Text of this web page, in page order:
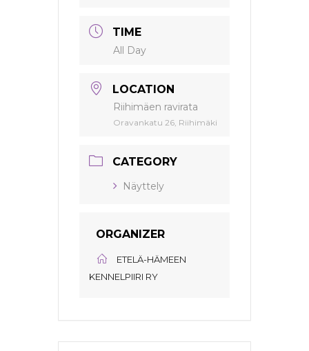
TIME
All Day
LOCATION
Riihimäen ravirata
Oravankatu 26, Riihimäki
CATEGORY
Näyttely
ORGANIZER
ETELÄ-HÄMEEN
KENNELPIIRI RY